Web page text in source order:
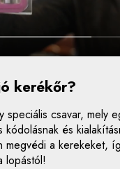
kerékőr?
speciális csavar, mely
kódolásnak és
megvédi a kerekeket,
lopástól!